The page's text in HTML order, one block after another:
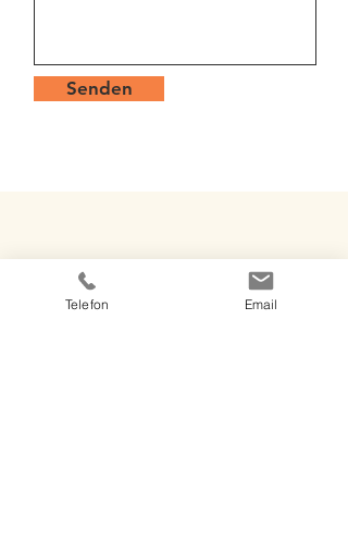
Senden
Telefon Email